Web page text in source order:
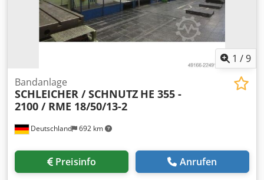
1 /9
Deutschland 692 km
Bandanlage
SCHLEICHER / SCHNUTZ HE 355 -
2100 / RME 18/50/13-2
Preisinfo Anrufen